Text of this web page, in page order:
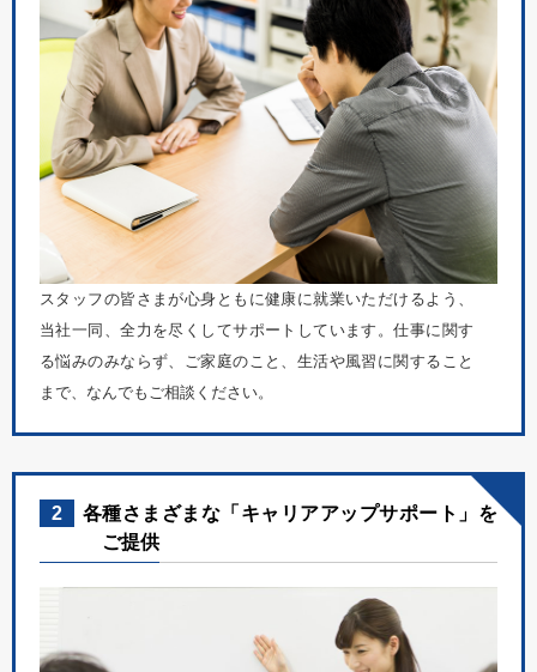
スタッフの皆さまが心身ともに健康に就業いただけるよう、
当社一同、全力を尽くしてサポートしています。仕事に関す
る悩みのみならず、ご家庭のこと、生活や風習に関すること
まで、なんでもご相談ください。
2
各種さまざまな「キャリアアップサポート」を
ご提供